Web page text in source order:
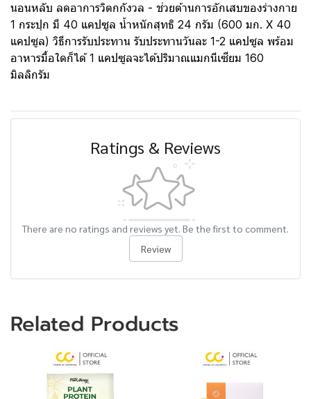
นอนหลับ ลดอาการวิตกกังวล - ช่วยต้านการอักเสบของร่างกาย
1 กระปุก มี 40 แคปซูล น้ำหนักสุทธิ 24 กรัม (600 มก. X 40
แคปซูล) วิธีการรับประทาน รับประทานวันละ 1-2 แคปซูล พร้อม
อาหารมื้อใดก็ได้ 1 แคปซูลจะได้ปริมาณแมกนีเซียม 160
มิลลิกรัม
Ratings & Reviews
There are no ratings and reviews yet. Be the first to comment.
Review
Related Products